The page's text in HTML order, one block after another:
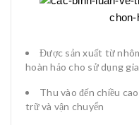
Được sản xuất từ
hoàn hảo cho sử dụng
Thu vào đến chiều
trữ và vận chuyển